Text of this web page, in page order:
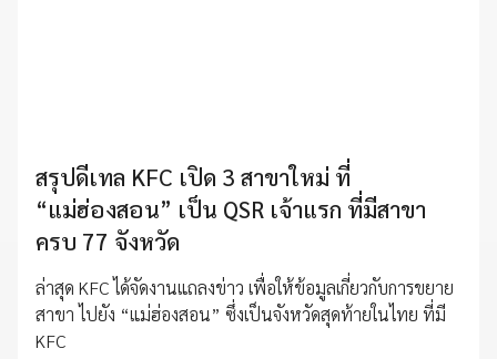
สรุปดีเทล KFC เปิด 3 สาขาใหม่ ที่
“แม่ฮ่องสอน” เป็น QSR เจ้าแรก ที่มีสาขา
ครบ 77 จังหวัด
ล่าสุด KFC ได้จัดงานแถลงข่าว เพื่อให้ข้อมูลเกี่ยวกับการขยาย
สาขา ไปยัง “แม่ฮ่องสอน” ซึ่งเป็นจังหวัดสุดท้ายในไทย ที่มี
KFC